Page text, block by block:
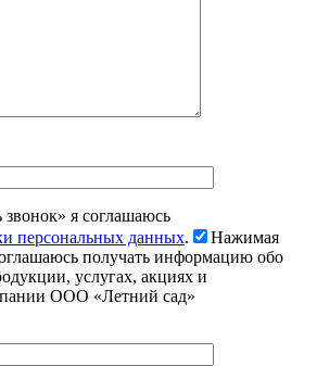
я соглашаюсь
персональных данных.
Нажимая
получать информацию обо
услугах, акциях и
ООО «Летний сад»